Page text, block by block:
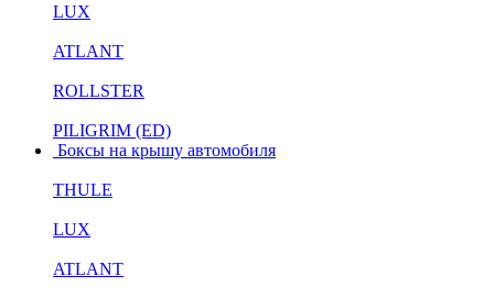
LUX
ATLANT
ROLLSTER
PILIGRIM (ED)
Боксы на крышу автомобиля
THULE
LUX
ATLANT